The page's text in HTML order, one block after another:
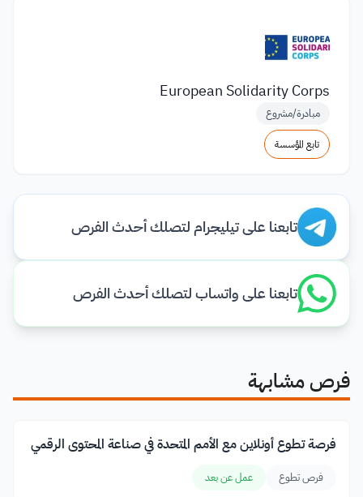
European Solidarity Corps
مبادرة/مشروع
تابع المؤسسة
تابعنا على تيليجرام لتصلك أحدث الفرص
تابعنا على واتساب لتصلك أحدث الفرص
فرص مشابهة
فرصة تطوع أونلاين مع الأمم المتحدة في صناعة المحتوى الرقمي
فرص تطوع عمل عن بعد